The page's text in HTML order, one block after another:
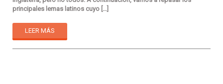
principales lemas latinos cuyo […]
LEER MÁS